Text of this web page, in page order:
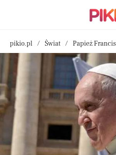
pikio.pl Świat Papież Franciszek podjął